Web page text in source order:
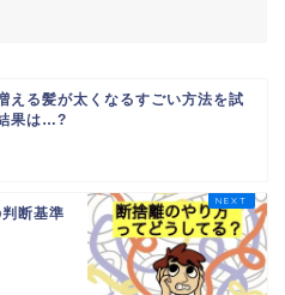
える髪が太くなるすごい方法を試
果は…?
断基準